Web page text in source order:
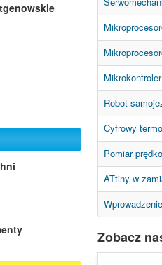
Robot
Cyfrowy
Pomiar
ATtiny w
Zobacz